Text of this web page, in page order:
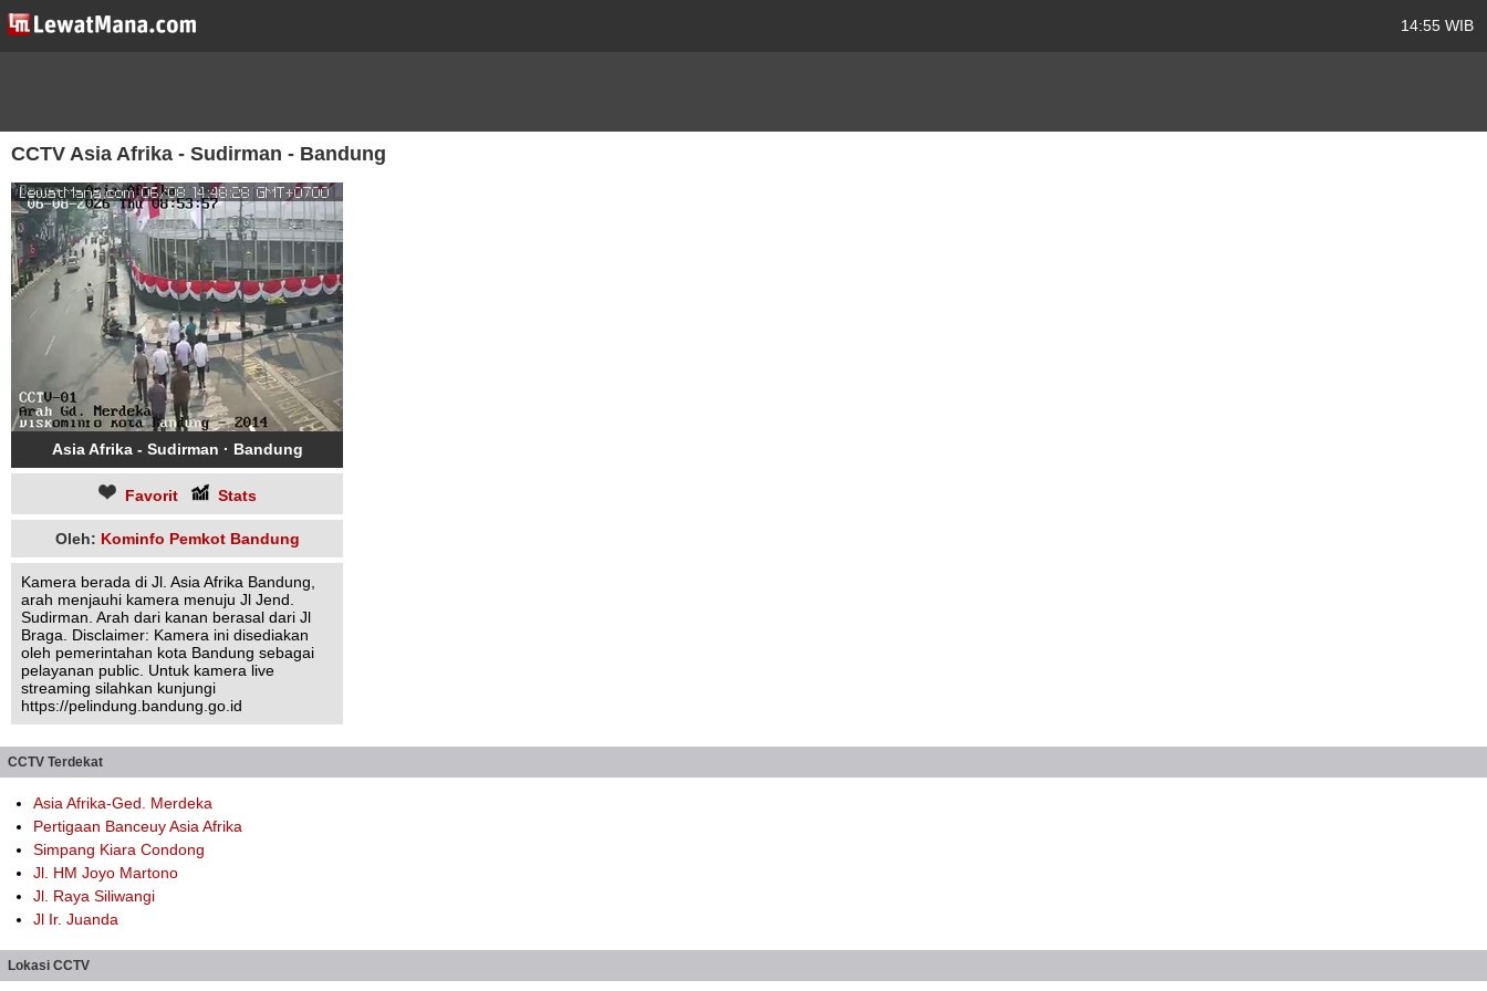
14:55 WIB
CCTV Asia Afrika - Sudirman - Bandung
Asia Afrika - Sudirman · Bandung
Favorit Stats
Oleh: Kominfo Pemkot Bandung
Kamera berada di Jl. Asia Afrika Bandung,
arah menjauhi kamera menuju Jl Jend.
Sudirman. Arah dari kanan berasal dari Jl
Braga. Disclaimer: Kamera ini disediakan
oleh pemerintahan kota Bandung sebagai
pelayanan public. Untuk kamera live
streaming silahkan kunjungi
https://pelindung.bandung.go.id
CCTV Terdekat
Asia Afrika-Ged. Merdeka
Pertigaan Banceuy Asia Afrika
Simpang Kiara Condong
Jl. HM Joyo Martono
Jl. Raya Siliwangi
Jl Ir. Juanda
Lokasi CCTV